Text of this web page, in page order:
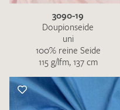
3090-19
Doupionseide
uni
100% reine Seide
115 g/lfm, 137 cm